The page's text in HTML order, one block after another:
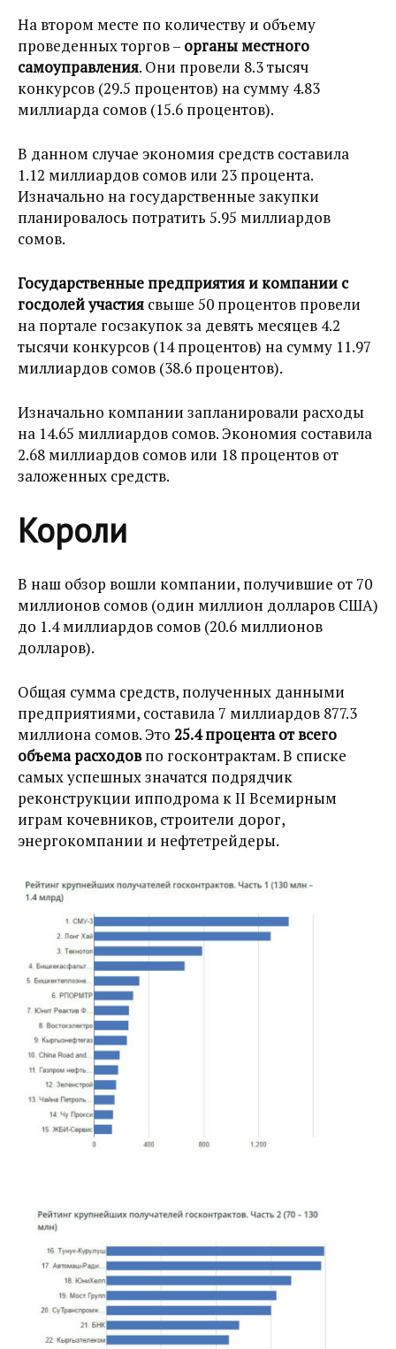
На втором месте по количеству и объему
проведенных торгов – органы местного
самоуправления. Они провели 8.3 тысяч
конкурсов (29.5 процентов) на сумму 4.83
миллиарда сомов (15.6 процентов).
В данном случае экономия средств составила
1.12 миллиардов сомов или 23 процента.
Изначально на государственные закупки
планировалось потратить 5.95 миллиардов
сомов.
Государственные предприятия и компании с
госдолей участия свыше 50 процентов провели
на портале госзакупок за девять месяцев 4.2
тысячи конкурсов (14 процентов) на сумму 11.97
миллиардов сомов (38.6 процентов).
Изначально компании запланировали расходы
на 14.65 миллиардов сомов. Экономия составила
2.68 миллиардов сомов или 18 процентов от
заложенных средств.
Короли
В наш обзор вошли компании, получившие от 70
миллионов сомов (один миллион долларов США)
до 1.4 миллиардов сомов (20.6 миллионов
долларов).
Общая сумма средств, полученных данными
предприятиями, составила 7 миллиардов 877.3
миллиона сомов. Это 25.4 процента от всего
объема расходовпо госконтрактам. В списке
самых успешных значатся подрядчик
реконструкции ипподрома к II Всемирным
играм кочевников, строители дорог,
энергокомпании и нефтетрейдеры.